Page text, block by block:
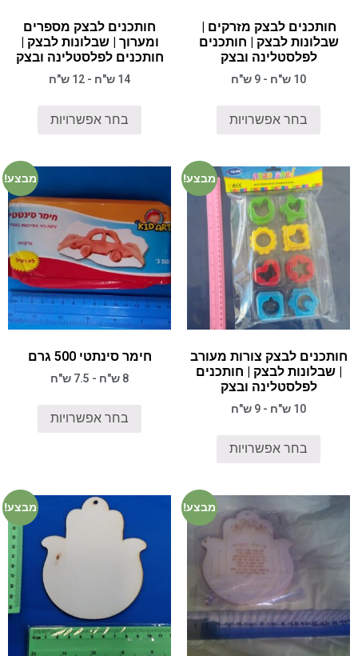
חותכנים לבצק מזרקים |
שבלונות לבצק | חותכנים
לפלסטלינה ובצק
10 ש"ח - 9 ש"ח
בחר אפשרויות
חותכנים לבצק מספרים
ומערוך | שבלונות לבצק |
חותכנים לפלסטלינה ובצק
14 ש"ח - 12 ש"ח
בחר אפשרויות
מבצע!
חותכנים לבצק צורות מעורב
| שבלונות לבצק | חותכנים
לפלסטלינה ובצק
10 ש"ח - 9 ש"ח
בחר אפשרויות
מבצע!
חימר סינתטי 500 גרם
8 ש"ח - 7.5 ש"ח
בחר אפשרויות
מבצע! מבצע!